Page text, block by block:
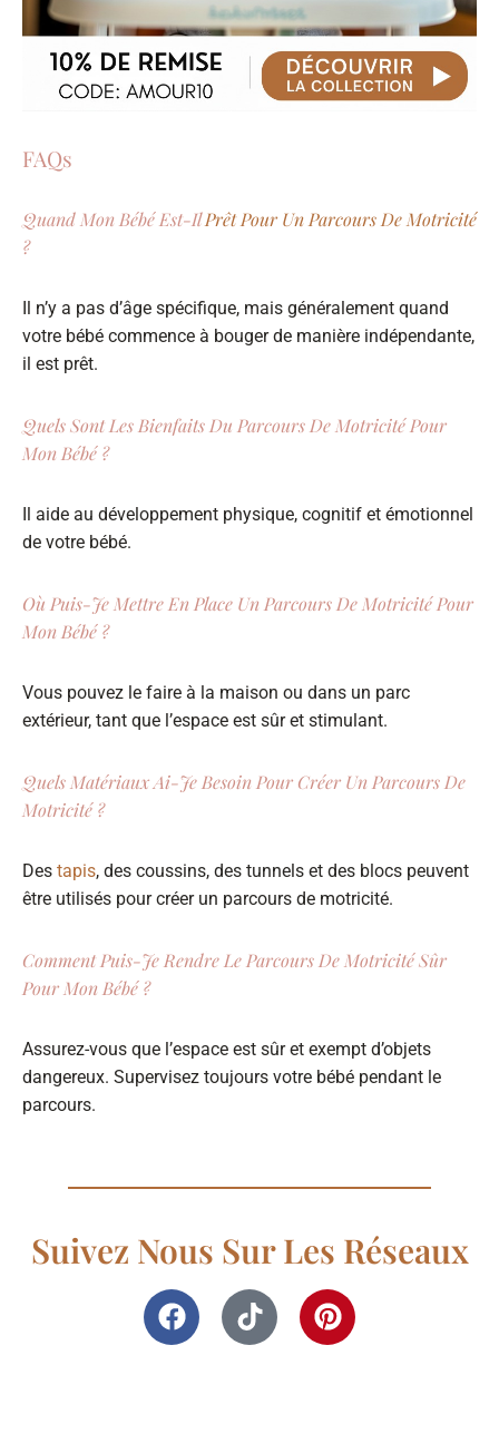
FAQs
Quand Mon Bébé Est-IlPrêt Pour Un Parcours De Motricité
?
Il n’y a pas d’âge spécifique, mais généralement quand
votre bébé commence à bouger de manière indépendante,
il est prêt.
Quels Sont Les Bienfaits Du Parcours De Motricité Pour
Mon Bébé ?
Il aide au développement physique, cognitif et émotionnel
de votre bébé.
Où Puis-Je Mettre En Place Un Parcours De Motricité Pour
Mon Bébé ?
Vous pouvez le faire à la maison ou dans un parc
extérieur, tant que l’espace est sûr et stimulant.
Quels Matériaux Ai-Je Besoin Pour Créer Un Parcours De
Motricité ?
Des tapis, des coussins, des tunnels et des blocs peuvent
être utilisés pour créer un parcours de motricité.
Comment Puis-Je Rendre Le Parcours De Motricité Sûr
Pour Mon Bébé ?
Assurez-vous que l’espace est sûr et exempt d’objets
dangereux. Supervisez toujours votre bébé pendant le
parcours.
Suivez Nous Sur Les Réseaux